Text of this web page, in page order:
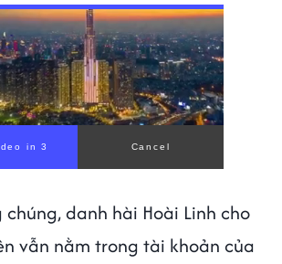
chúng, danh hài Hoài Linh cho
vẫn nằm trong tài khoản của